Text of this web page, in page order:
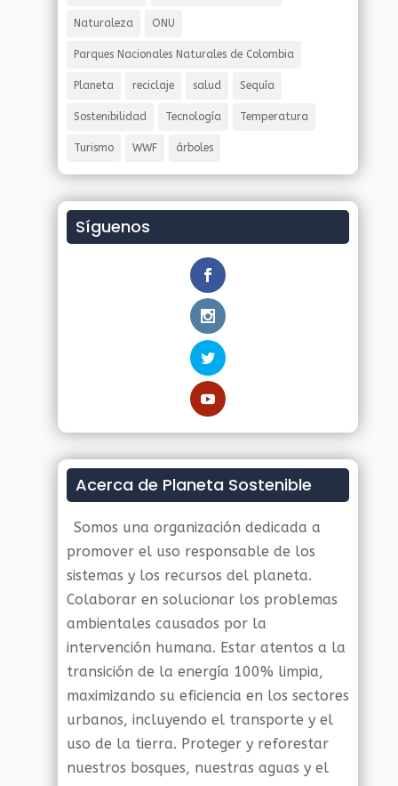
Naturaleza ONU
Parques Nacionales Naturales de Colombia
Planeta reciclaje salud Sequía
Sostenibilidad Tecnología Temperatura
Turismo WWF árboles
Síguenos
Acerca de Planeta Sostenible
Somos una organización dedicada a
promover el uso responsable de los
sistemas y los recursos del planeta.
Colaborar en solucionar los problemas
ambientales causados por la
intervención humana. Estar atentos a la
transición de la energía 100% limpia,
maximizando su eficiencia en los sectores
urbanos, incluyendo el transporte y el
uso de la tierra. Proteger y reforestar
nuestros bosques, nuestras aguas y el